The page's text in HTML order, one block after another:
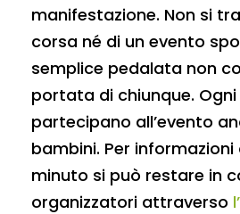
manifestazione. Non si
corsa né di un evento
semplice pedalata non
portata di chiunque.
partecipano all’evento
bambini. Per informazioni
minuto si può restare in
organizzatori attraverso